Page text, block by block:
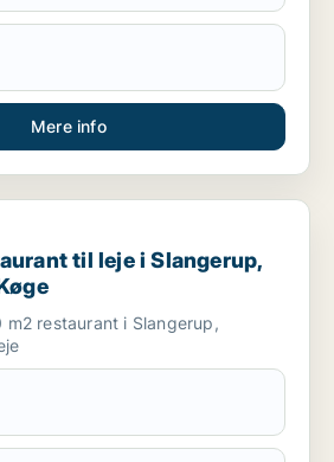
Mere info
til leje i Slangerup, Slagelse eller Køge
til leje i Slangerup,
restaurant i Slangerup,